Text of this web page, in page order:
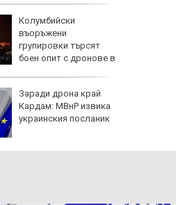
Колумбийски
въоръжени
групировки търсят
боен опит с дронове в
Заради дрона край
Кардам: МВнР извика
украинския посланик